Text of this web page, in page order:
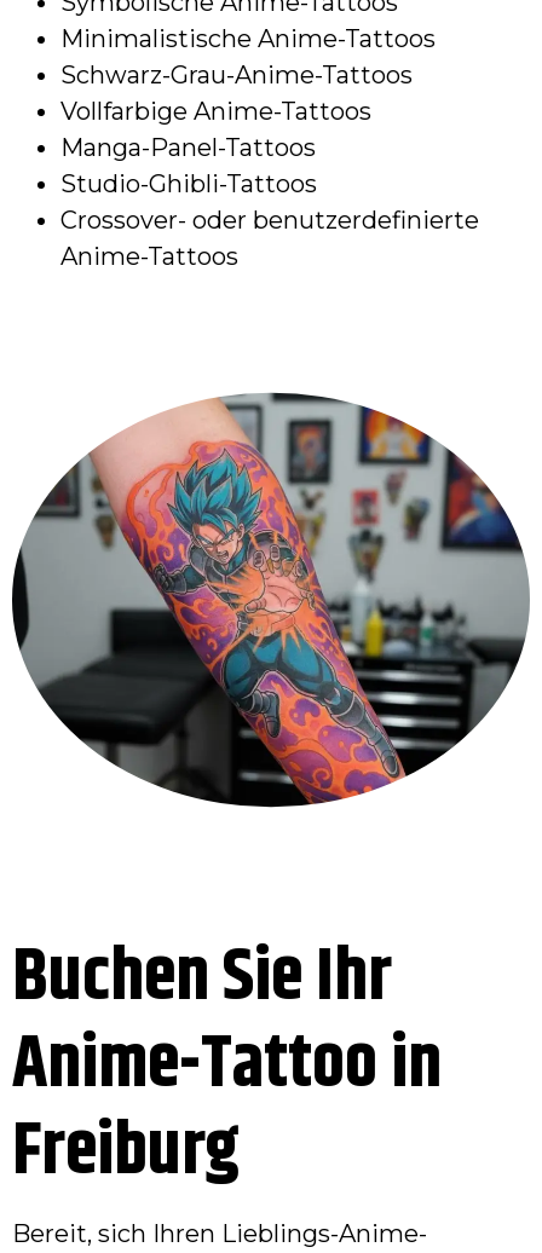
Minimalistische Anime-Tattoos
Schwarz-Grau-Anime-Tattoos
Vollfarbige Anime-Tattoos
Manga-Panel-Tattoos
Studio-Ghibli-Tattoos
Crossover- oder benutzerdefinierte
Anime-Tattoos
Buchen Sie Ihr
Anime-Tattoo in
Freiburg
Bereit, sich Ihren Lieblings-Anime-